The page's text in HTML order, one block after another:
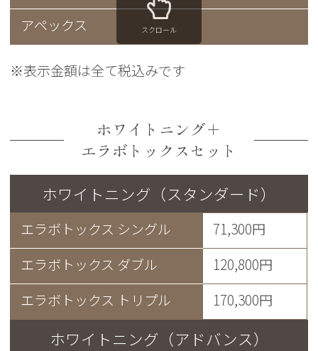
アペックス
※表示金額は全て税込みです
スクロール
ホワイトニング＋
エラボトックスセット
ホワイトニング（スタンダード）
エラボトックス シングル
71,300円
エラボトックス ダブル
120,800円
エラボトックス トリプル
170,300円
ホワイトニング（アドバンス）